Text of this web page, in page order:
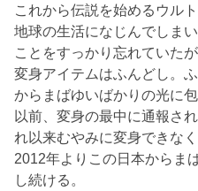
これから伝説を始めるウル
地球の生活になじんでしま
ことをすっかり忘れていた
変身アイテムはふんどし。
からまばゆいばかりの光に
以前、変身の最中に通報さ
れ以来むやみに変身できな
2012年よりこの日本からま
し続ける。